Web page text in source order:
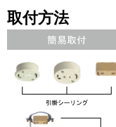
取付方法